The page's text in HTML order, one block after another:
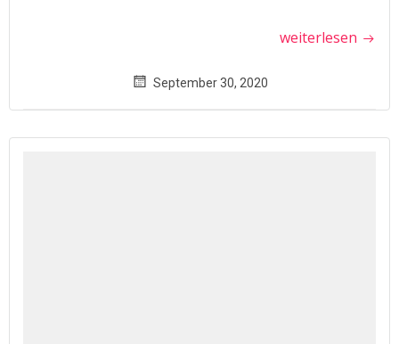
weiterlesen
September 30, 2020